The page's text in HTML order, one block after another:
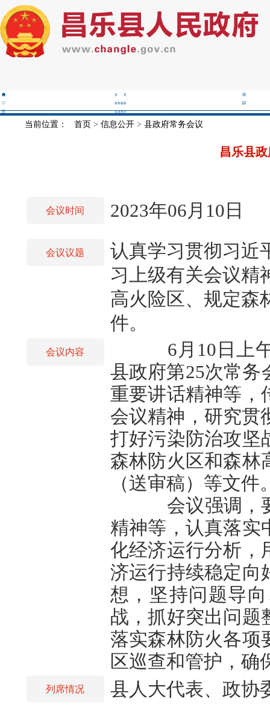
首 页
政务服务
走进昌乐
当前位置： 首页 > 信息公开> 县政府常务会议
昌乐县
会议时间 2023年06月10日
会议议题
认真学习贯彻习近
习上级有关会议精
高火险区、规定森
件。
会议内容
6月10日上午
县政府第25次常务
重要讲话精神等，
会议精神，研究贯
打好污染防治攻坚
森林防火区和森林
（送审稿）等文件
会议强调，要
精神等，认真落实
化经济运行分析，
济运行持续稳定向
想，坚持问题导
战，抓好突出问题
落实森林防火各项
区巡查和管护，确
列席情况
县人大代表、政协